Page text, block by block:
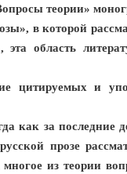
теории»
в которой
область
цитируемых и
как за последние
прозе
из теории